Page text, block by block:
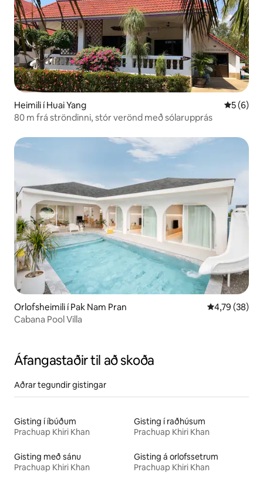
Heimili í Huai Yang 5 af 5 í
5 (6)
80 m frá ströndinni, stór verönd með sólarupprás
Orlofsheimili í Pak Nam Pran 4,79 af 5 í
4,79 (38)
Cabana Pool Villa
Áfangastaðir til að skoða
Aðrar tegundir gistingar
Gisting í íbúðum
Prachuap Khiri Khan
Gisting í raðhúsum
Prachuap Khiri Khan
Gisting með sánu
Prachuap Khiri Khan
Gisting á orlofssetrum
Prachuap Khiri Khan